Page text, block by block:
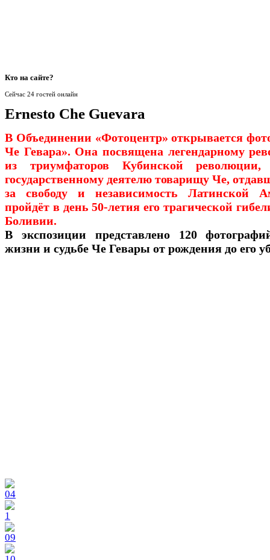
Кто на сайте?
Сейчас 24 гостей онлайн
Ernesto Che Guevara
В Объединении «Фотоцентр» открывается
Че Гевара». Она посвящена легендарному
из триумфаторов Кубинской
государственному деятелю товарищу Че,
за свободу и независимость Латинской
пройдёт в день 50-летия его трагической
Боливии.
В экспозиции представлено 120
жизни и судьбе Че Гевары от рождения до его